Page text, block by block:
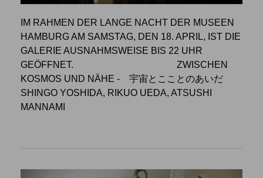
IM RAHMEN DER LANGE NACHT DER MUSEEN
HAMBURG AM SAMSTAG, DEN 18. APRIL, IST DIE
GALERIE AUSNAHMSWEISE BIS 22 UHR
GEÖFFNET. ZWISCHEN
KOSMOS UND NÄHE - 宇宙とこことのあいだ
SHINGO YOSHIDA, RIKUO UEDA, ATSUSHI
MANNAMI